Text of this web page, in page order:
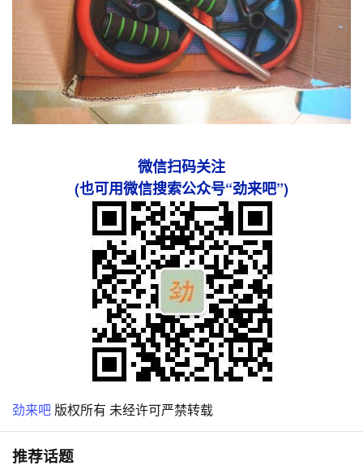
微信扫码关注
(也可用微信搜索公众号“劲来吧”)
劲来吧 版权所有 未经许可严禁转载
推荐话题